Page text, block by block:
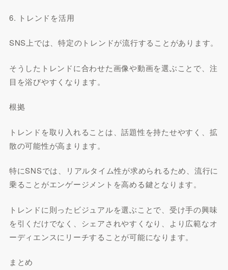
6. トレンドを活用
SNS上では、特定のトレンドが流行することがあります。
そうしたトレンドに合わせた画像や動画を選ぶことで、注
目を浴びやすくなります。
根拠
トレンドを取り入れることは、話題性を持たせやすく、拡
散の可能性が高まります。
特にSNSでは、リアルタイム性が求められるため、流行に
乗ることがエンゲージメントを高める鍵となります。
トレンドに則ったビジュアルを選ぶことで、受け手の興味
を引くだけでなく、シェアされやすくなり、より広範なオ
ーディエンスにリーチすることが可能になります。
まとめ